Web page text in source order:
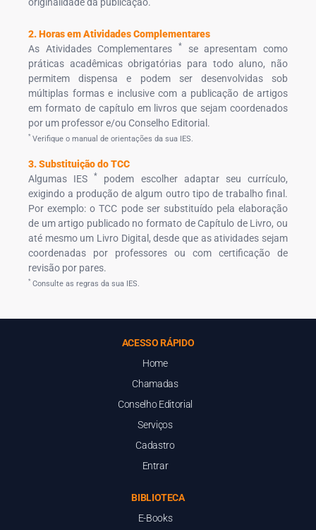
2. Horas em Atividades Complementares
As Atividades Complementares
*
se apresentam como
práticas acadêmicas obrigatórias para todo aluno, não
permitem dispensa e podem ser desenvolvidas sob
múltiplas formas e inclusive com a publicação de artigos
em formato de capítulo em livros que sejam coordenados
por um professor e/ou Conselho Editorial.
* Verifique o manual de orientações da sua IES.
3. Substituição do TCC
Algumas IES*
podem escolher adaptar seu currículo,
exigindo a produção de algum outro tipo de trabalho final.
Por exemplo: o TCC pode ser substituído pela elaboração
de um artigo publicado no formato de Capítulo de Livro, ou
até mesmo um Livro Digital, desde que as atividades sejam
coordenadas por professores ou com certificação de
revisão por pares.
* Consulte as regras da sua IES.
ACESSO RÁPIDO
Home
Chamadas
Conselho Editorial
Serviços
Cadastro
Entrar
BIBLIOTECA
E-Books